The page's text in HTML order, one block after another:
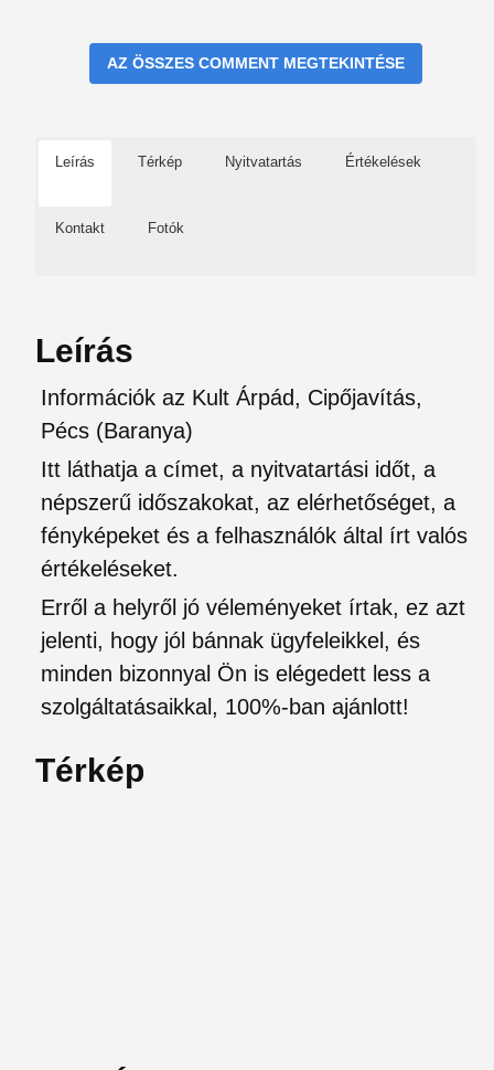
AZ ÖSSZES COMMENT MEGTEKINTÉSE
Leírás Térkép Nyitvatartás Értékelések
Kontakt Fotók
Leírás
Információk az Kult Árpád, Cipőjavítás,
Pécs (Baranya)
Itt láthatja a címet, a nyitvatartási időt, a
népszerű időszakokat, az elérhetőséget, a
fényképeket és a felhasználók által írt valós
értékeléseket.
Erről a helyről jó véleményeket írtak, ez azt
jelenti, hogy jól bánnak ügyfeleikkel, és
minden bizonnyal Ön is elégedett less a
szolgáltatásaikkal, 100%-ban ajánlott!
Térkép